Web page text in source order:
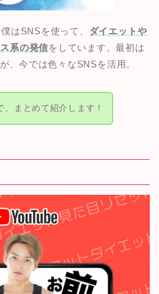
はSNSを使って、 ダイエットや
系の発信をしています。最初は
、今では色々なSNSを活用。
、まとめて紹介します！